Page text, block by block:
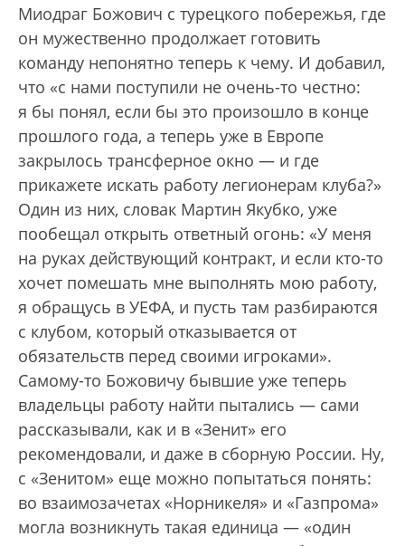
Миодраг Божович с турецкого побережья, где
он мужественно продолжает готовить
команду непонятно теперь к чему. И добавил,
что «с нами поступили не очень-то честно:
я бы понял, если бы это произошло в конце
прошлого года, а теперь уже в Европе
закрылось трансферное окно — и где
прикажете искать работу легионерам клуба?»
Один из них, словак Мартин Якубко, уже
пообещал открыть ответный огонь: «У меня
на руках действующий контракт, и если кто-то
хочет помешать мне выполнять мою работу,
я обращусь в УЕФА, и пусть там разбираются
с клубом, который отказывается от
обязательств перед своими игроками».
Самому-то Божовичу бывшие уже теперь
владельцы работу найти пытались — сами
рассказывали, как и в «Зенит» его
рекомендовали, и даже в сборную России. Ну,
с «Зенитом» еще можно попытаться понять:
во взаимозачетах «Норникеля» и «Газпрома»
могла возникнуть такая единица — «один